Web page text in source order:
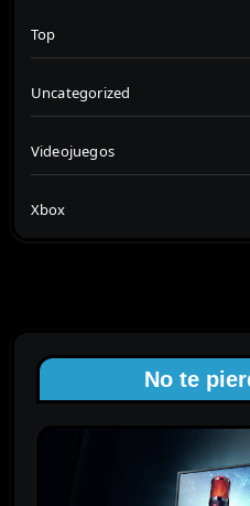
Top
Uncategorized
Videojuegos
Xbox
No te